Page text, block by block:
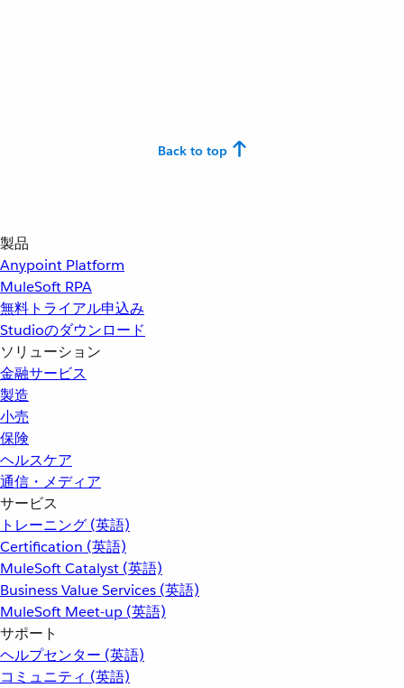
Back to top
製品
Anypoint Platform
MuleSoft RPA
無料トライアル申込み
Studioのダウンロード
ソリューション
金融サービス
製造
小売
保険
ヘルスケア
通信・メディア
サービス
トレーニング (英語)
Certification (英語)
MuleSoft Catalyst (英語)
Business Value Services (英語)
MuleSoft Meet-up (英語)
サポート
ヘルプセンター (英語)
コミュニティ (英語)